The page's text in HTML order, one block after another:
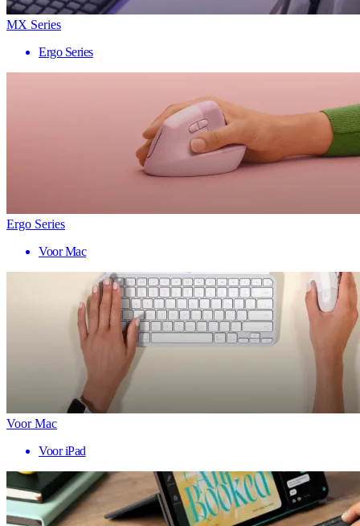
MX Series
Ergo Series
Ergo Series
Voor Mac
Voor Mac
Voor iPad